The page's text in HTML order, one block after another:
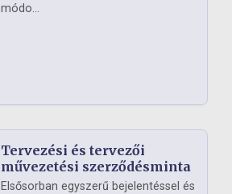
módo...
Tervezési és tervezői
művezetési szerződésminta
Elsősorban egyszerű bejelentéssel és